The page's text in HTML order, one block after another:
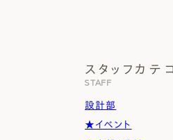
エムズを愛する人たち
施主座談会
外観デザインスタイル
シンプルモダン
イベント
Event・Blog
イベント
エムズのこと
About
会社案内
スタッフカテ
STAFF
設計部
★イベント